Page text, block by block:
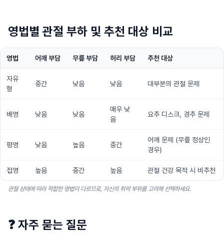
영법별 관절 부하 및 추천 대상 비교
영법 어깨 부담 무릎 부담 허리 부담 추천 대상
자유
형
중간 낮음 낮음 대부분의 관절 문제
배영 낮음 낮음
매우 낮
음
요추 디스크, 경추 문제
평영 낮음 높음 중간
어깨 문제 (무릎 정상인
경우)
접영 높음 중간 높음 관절 건강 목적 시 비추천
관절 상태에 따라 적합한 영법이 다르므로, 자신의 취약 부위를 고려해 선택하세요.
❓ 자주 묻는 질문